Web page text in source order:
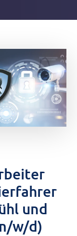
und
w/d)